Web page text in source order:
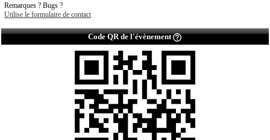
Remarques ? Bugs ?
Utilise le formulaire de contact
Code QR de l'évènement